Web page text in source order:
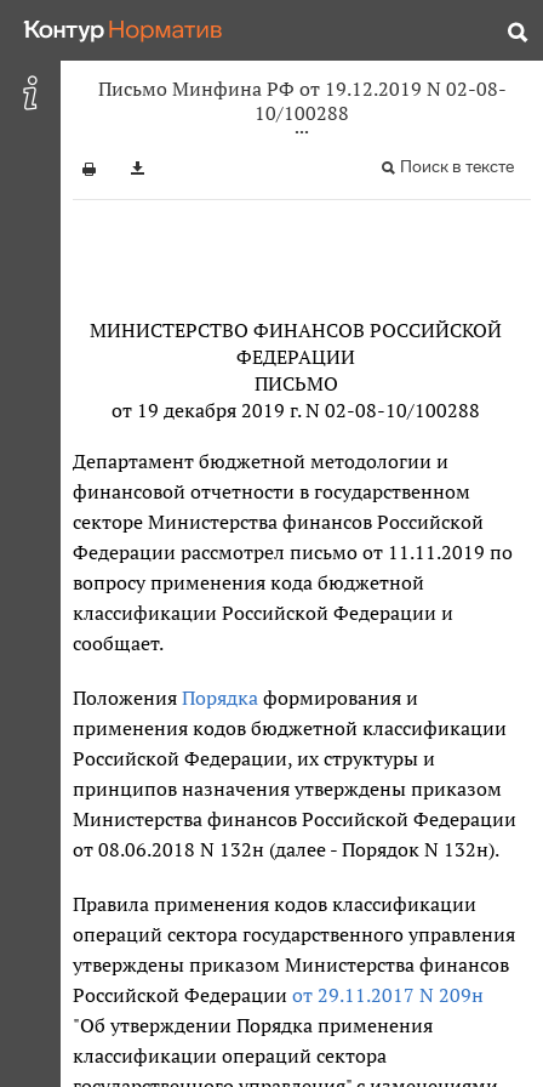
Письмо Минфина РФ от 19.12.2019 N 02-08-
10/100288
Поиск в тексте
МИНИСТЕРСТВО ФИНАНСОВ РОССИЙСКОЙ
ФЕДЕРАЦИИ
ПИСЬМО
от 19 декабря 2019 г. N 02-08-10/100288
Департамент бюджетной методологии и
финансовой отчетности в государственном
секторе Министерства финансов Российской
Федерации рассмотрел письмо от 11.11.2019 по
вопросу применения кода бюджетной
классификации Российской Федерации и
сообщает.
Положения Порядка формирования и
применения кодов бюджетной классификации
Российской Федерации, их структуры и
принципов назначения утверждены приказом
Министерства финансов Российской Федерации
от 08.06.2018 N 132н (далее - Порядок N 132н).
Правила применения кодов классификации
операций сектора государственного управления
утверждены приказом Министерства финансов
Российской Федерации от 29.11.2017 N 209н
"Об утверждении Порядка применения
классификации операций сектора